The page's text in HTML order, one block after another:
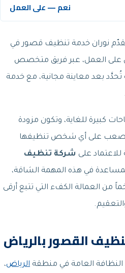
نعم — على العمل
نوران خدمة تنظيف قصور في
على العمل، عبر فريق متخصص
بعد معاينة مجانية، مع خدمة
كبيرة للغاية، وتكون مزودة
على أي شخص تنظيفها
للاعتماد على شركة تنظيف
في هذه المهمة الشاقة،
العمالة الكفء التي تتبع أرقى
القصور بالرياض
النظافة العامة في منطقة الرياض،